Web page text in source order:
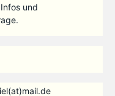
und